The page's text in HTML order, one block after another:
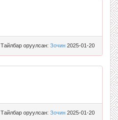
Тайлбар оруулсан: Зочин 2025-01-20
Тайлбар оруулсан: Зочин 2025-01-20